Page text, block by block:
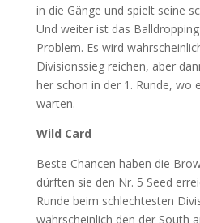
in die Gänge und spielt seine
Und weiter ist das
Problem. Es wird
Divisionssieg reichen, aber
her schon in der 1. Runde, wo
warten.
Wild Card
Beste Chancen haben die
dürften sie den Nr. 5 Seed
Runde beim schlechtesten
wahrscheinlich den der South